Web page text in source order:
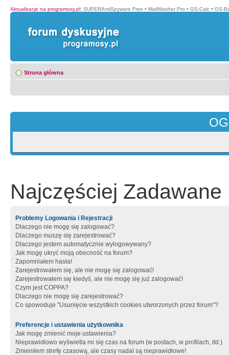
Aktualizacje na programosy.pl: SUPERAntiSpyware Free • MailWasher Pro • GS-Calc • GS-
Strona główna
Najczęściej Zadawane
Problemy Logowania i Rejestracji
Dlaczego nie mogę się zalogować?
Dlaczego muszę się zarejestrować?
Dlaczego jestem automatycznie wylogowywany?
Jak mogę ukryć moją obecność na forum?
Zapomniałem hasła!
Zarejestrowałem się, ale nie mogę się zalogować!
Zarejestrowałem się kiedyś, ale nie mogę się już zalogować!
Czym jest COPPA?
Dlaczego nie mogę się zarejestrować?
Co spowoduje "Usunięcie wszystkich cookies utworzonych przez forum"?
Preferencje i ustawienia użytkownika
Jak mogę zmienić moje ustawienia?
Nieprawidłowo wyświetla mi się czas na forum (w postach, w profilach, itd.)
Zmieniłem strefę czasową, ale czasy nadal są nieprawidłowe!